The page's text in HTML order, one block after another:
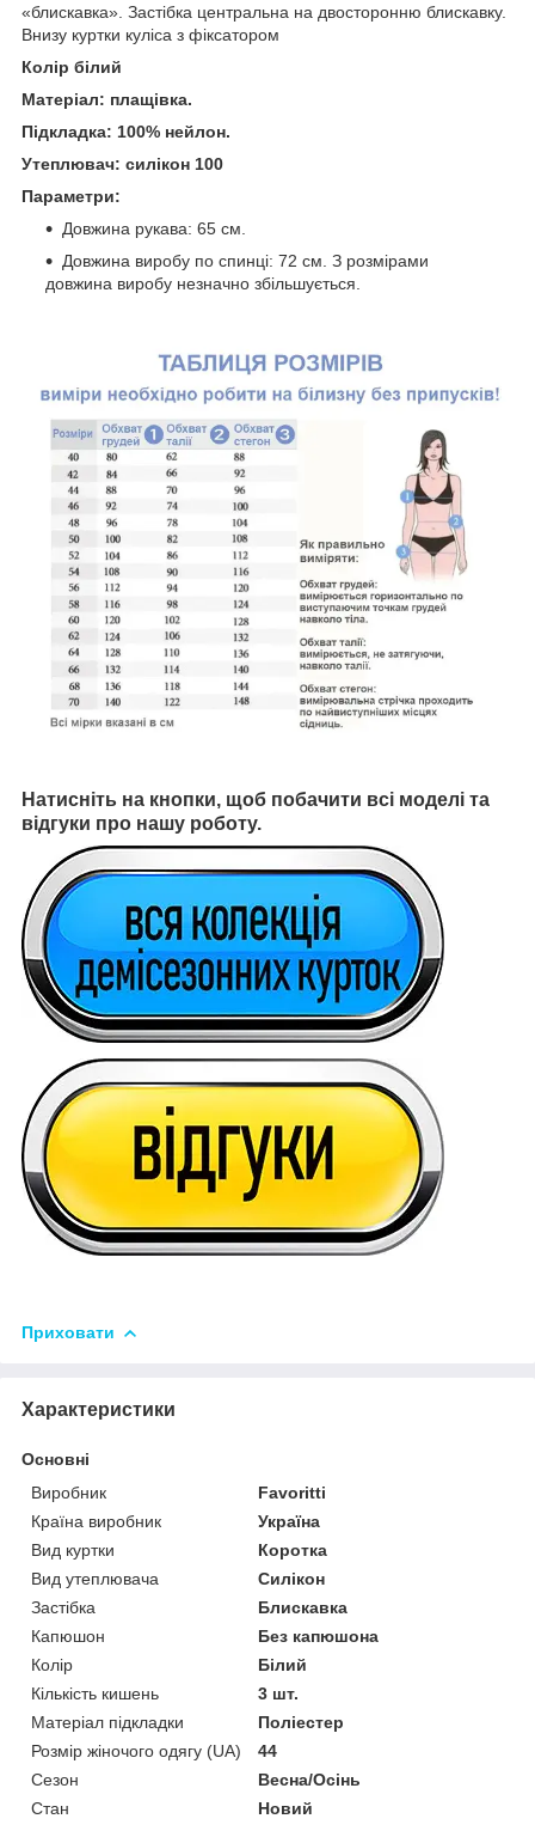
«блискавка». Застібка центральна на двосторонню блискавку.
Внизу куртки куліса з фіксатором
Колір білий
Матеріал: плащівка.
Підкладка: 100% нейлон.
Утеплювач: силікон 100
Параметри:
Довжина рукава: 65 см.
Довжина виробу по спинці: 72 см. З розмірами
довжина виробу незначно збільшується.
Натисніть на кнопки, щоб побачити всі моделі та
відгуки про нашу роботу.
Приховати
Характеристики
Основні
Виробник
Favoritti
Країна виробник
Україна
Вид куртки
Коротка
Вид утеплювача
Силікон
Застібка
Блискавка
Капюшон
Без капюшона
Колір
Білий
Кількість кишень
3 шт.
Матеріал підкладки
Поліестер
Розмір жіночого одягу (UA)
44
Сезон
Весна/Осінь
Стан
Новий